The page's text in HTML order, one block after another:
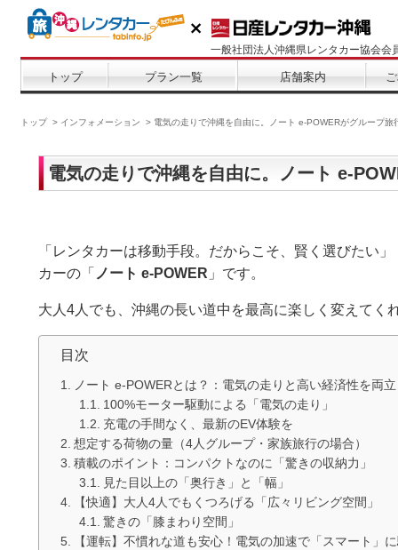
一般社団法人沖縄県レンタカー協会会
トップ プラン一覧 店舗案内
トップ インフォメーション 電気の走りで沖縄を自由に。ノート e-POWERがグループ旅
電気の走りで沖縄を自由に。ノート e-
「レンタカーは移動手段。だからこそ、賢く選びたい
カーの「 ノート e-POWER 」です。
大人4人でも、沖縄の長い道中を最高に楽しく変えてく
目次
ノート e-POWERとは？：電気の走りと高い経済性を両
100%モーター駆動による「電気の走り」
充電の手間なく、最新のEV体験を
想定する荷物の量（4人グループ・家族旅行の場合）
積載のポイント：コンパクトなのに「驚きの収納力」
見た目以上の「奥行き」と「幅」
【快適】大人4人でもくつろげる「広々リビング空間」
驚きの「膝まわり空間」
【運転】不慣れな道も安心！電気の加速で「スマート」